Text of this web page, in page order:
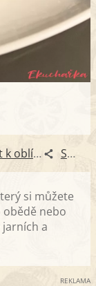
Přidat k oblíbeným Sdílet
si můžete
obědě nebo
a
REKLAMA